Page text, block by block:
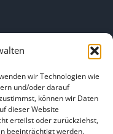
wir Technologien wie
und/oder darauf
können wir Daten
dieser Website
erteilst oder zurückziehst,
beeinträchtigt werden.
DATENSCHUTZ